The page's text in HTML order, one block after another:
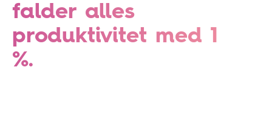
falder alles
produktivitet med 1
%.